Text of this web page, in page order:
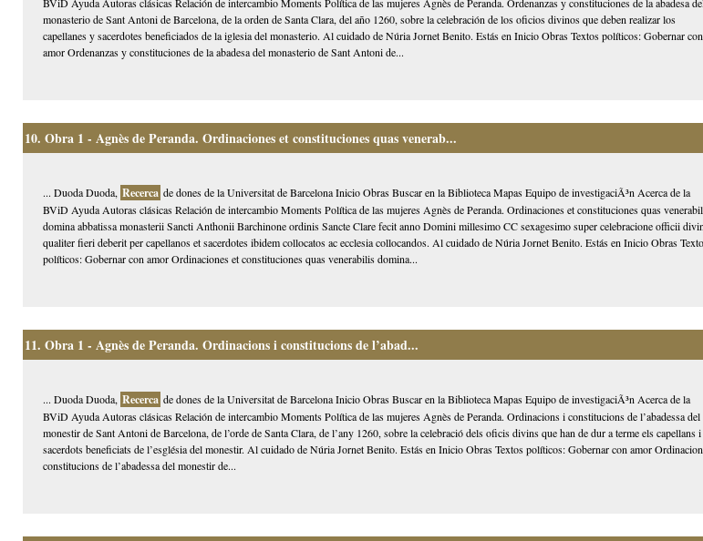
BViD Ayuda Autoras clásicas Relación de intercambio Moments Política de las mujeres Agnès de Peranda. Ordenanzas y constituciones de la abadesa
monasterio de Sant Antoni de Barcelona, de la orden de Santa Clara, del año 1260, sobre la celebración de los oficios divinos que deben realizar los
capellanes y sacerdotes beneficiados de la iglesia del monasterio. Al cuidado de Núria Jornet Benito. Estás en Inicio Obras Textos políticos: Gobernar con
amor Ordenanzas y constituciones de la abadesa del monasterio de Sant Antoni de...
10. Obra 1 - Agnès de Peranda. Ordinaciones et constituciones quas venerab...
... Duoda Duoda, Recerca de dones de la Universitat de Barcelona Inicio Obras Buscar en la Biblioteca Mapas Equipo de investigaciÃ³n Acerca de la
BViD Ayuda Autoras clásicas Relación de intercambio Moments Política de las mujeres Agnès de Peranda. Ordinaciones et constituciones quas
domina abbatissa monasterii Sancti Anthonii Barchinone ordinis Sancte Clare fecit anno Domini millesimo CC sexagesimo super celebracione officii
qualiter fieri deberit per capellanos et sacerdotes ibidem collocatos ac ecclesia collocandos. Al cuidado de Núria Jornet Benito. Estás en Inicio Obras
políticos: Gobernar con amor Ordinaciones et constituciones quas venerabilis domina...
11. Obra 1 - Agnès de Peranda. Ordinacions i constitucions de l’abad...
... Duoda Duoda, Recerca de dones de la Universitat de Barcelona Inicio Obras Buscar en la Biblioteca Mapas Equipo de investigaciÃ³n Acerca de la
BViD Ayuda Autoras clásicas Relación de intercambio Moments Política de las mujeres Agnès de Peranda. Ordinacions i constitucions de l’abadessa del
monestir de Sant Antoni de Barcelona, de l’orde de Santa Clara, de l’any 1260, sobre la celebració dels oficis divins que han de dur a terme els capellans i
sacerdots beneficiats de l’església del monestir. Al cuidado de Núria Jornet Benito. Estás en Inicio Obras Textos políticos: Gobernar con amor
constitucions de l’abadessa del monestir de...